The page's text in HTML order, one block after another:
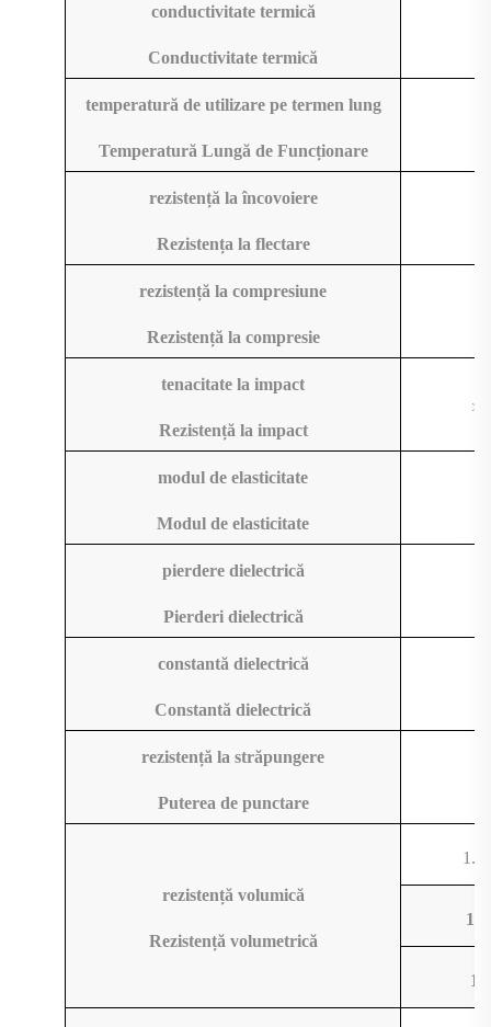
conductivitate termică
Conductivitate termică
temperatură de utilizare pe termen lung
Temperatură Lungă de Funcționare
rezistență la încovoiere
Rezistența la flectare
rezistență la compresiune
Rezistență la compresie
tenacitate la impact
Rezistență la impact
modul de elasticitate
Modul de elasticitate
pierdere dielectrică
Pierderi dielectrică
constantă dielectrică
Constantă dielectrică
rezistență la străpungere
Puterea de punctare
rezistență volumică
Rezistență volumetrică